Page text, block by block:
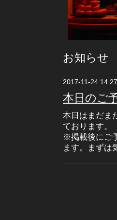
お知らせ
2017-11-24
本日のご
本日はまだま
ております。
※掲載後にご
ます。まずは